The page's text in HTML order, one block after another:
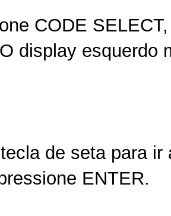
CODE
display esquerdo
de seta para ir
ENTER.